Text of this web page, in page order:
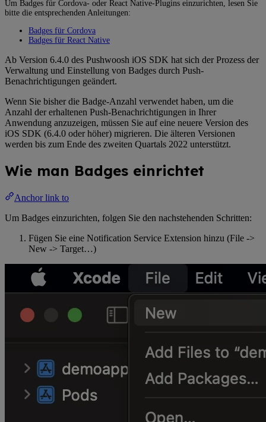
Um Badges für Cordova- oder React Native-Plugins einzurichten, lesen Sie
bitte die entsprechenden Anleitungen:
Badges für Cordova
Badges für React Native
Ab Version 6.4.0 des Pushwoosh iOS SDK hat sich der Prozess der
Verwaltung und Einstellung von Badges durch Push-
Benachrichtigungen geändert.
Wenn Sie bisher die Badge-Anzahl verwendet haben, um die
Anzahl der erhaltenen Push-Benachrichtigungen in Ihrer
Anwendung anzuzeigen, müssen Sie auf eine neuere Version des
iOS SDK (6.4.0 oder höher) migrieren. Die älteren Versionen
werden bis zum Ende des zweiten Quartals 2022 unterstützt.
Wie man Badges einrichtet
Anchor link to
Um Badges einzurichten, folgen Sie den nachstehenden Schritten:
Fügen Sie eine Notification Service Extension hinzu (File ->
New -> Target…)